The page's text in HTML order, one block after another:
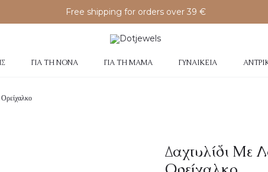
Free shipping for orders over 39 €
ΓΙΑ ΤΗ ΝΟΝΆ ΓΙΑ ΤΗ ΜΑΜΆ ΓΥΝΑΙΚΕΊΑ
Δαχτυλίδι Με